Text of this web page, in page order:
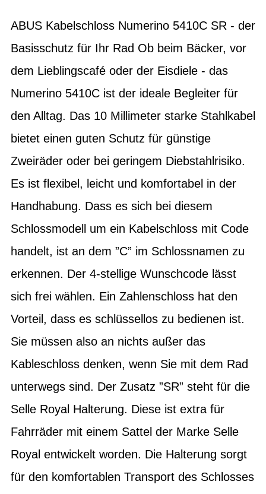
ABUS Kabelschloss Numerino 5410C SR - der
Basisschutz für Ihr Rad Ob beim Bäcker, vor
dem Lieblingscafé oder der Eisdiele - das
Numerino 5410C ist der ideale Begleiter für
den Alltag. Das 10 Millimeter starke Stahlkabel
bietet einen guten Schutz für günstige
Zweiräder oder bei geringem Diebstahlrisiko.
Es ist flexibel, leicht und komfortabel in der
Handhabung. Dass es sich bei diesem
Schlossmodell um ein Kabelschloss mit Code
handelt, ist an dem ”C” im Schlossnamen zu
erkennen. Der 4-stellige Wunschcode lässt
sich frei wählen. Ein Zahlenschloss hat den
Vorteil, dass es schlüssellos zu bedienen ist.
Sie müssen also an nichts außer das
Kableschloss denken, wenn Sie mit dem Rad
unterwegs sind. Der Zusatz ”SR” steht für die
Selle Royal Halterung. Diese ist extra für
Fahrräder mit einem Sattel der Marke Selle
Royal entwickelt worden. Die Halterung sorgt
für den komfortablen Transport des Schlosses